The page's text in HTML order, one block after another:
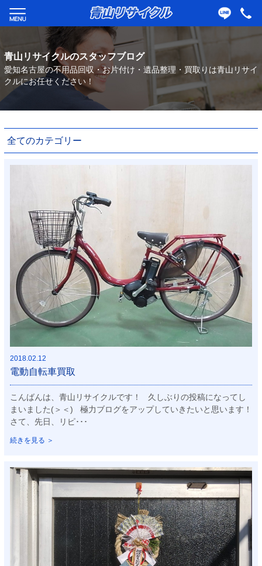
青山リサイクルのスタッフブログ
愛知名古屋の不用品回収・お片付け・遺品整理・買取りは青山リサイ
クルにお任せください！
全てのカテゴリー
2018.02.12
電動自転車買取
こんばんは、青山リサイクルです！ 久しぶりの投稿になってし
まいました(＞＜) 極力ブログをアップしていきたいと思います！
さて、先日、リピ･･･
続きを見る ＞